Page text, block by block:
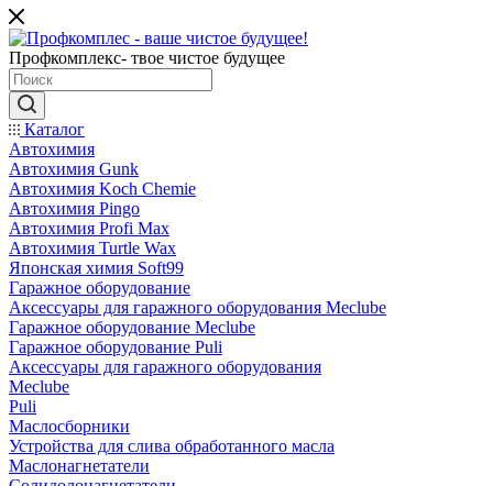
Профкомплекс- твое чистое будущее
Каталог
Автохимия
Автохимия Gunk
Автохимия Koch Chemie
Автохимия Pingo
Автохимия Profi Max
Автохимия Turtle Wax
Японская химия Soft99
Гаражное оборудование
Аксессуары для гаражного оборудования Meclube
Гаражное оборудование Meclube
Гаражное оборудование Puli
Аксессуары для гаражного оборудования
Meclube
Puli
Маслосборники
Устройства для слива обработанного масла
Маслонагнетатели